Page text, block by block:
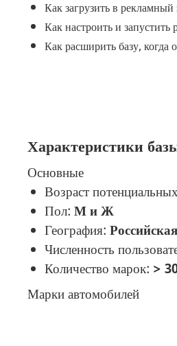
Как загрузить в рекламный
Как настроить и запустить
Как расширить базу, когда
Характеристики
Основные
Возраст
Пол: М и Ж
География:
Численность
Количество марок: >
Марки автомобилей